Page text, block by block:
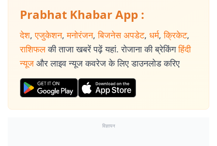
Prabhat Khabar App :
देश, एजुकेशन, मनोरंजन, बिजनेस अपडेट, धर्म, क्रिकेट,
राशिफल की ताजा खबरें पढ़ें यहां. रोजाना की ब्रेकिंग हिंदी
न्यूज और लाइव न्यूज कवरेज के लिए डाउनलोड करिए
विज्ञापन